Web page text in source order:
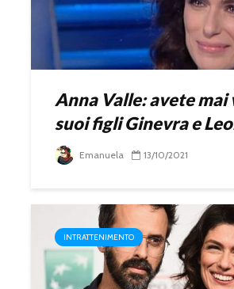
Anna Valle: avete mai
suoi figli Ginevra e
Emanuela 13/10/2021
INTRATTENIMENTO